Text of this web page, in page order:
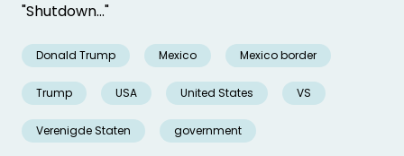
"Shutdown..."
Donald Trump Mexico Mexico border
Trump USA United States VS
Verenigde Staten government